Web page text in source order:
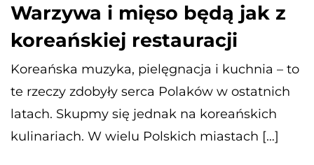
Warzywa i mięso będą jak z
koreańskiej restauracji
Koreańska muzyka, pielęgnacja i kuchnia – to
te rzeczy zdobyły serca Polaków w ostatnich
latach. Skupmy się jednak na koreańskich
kulinariach. W wielu Polskich miastach […]